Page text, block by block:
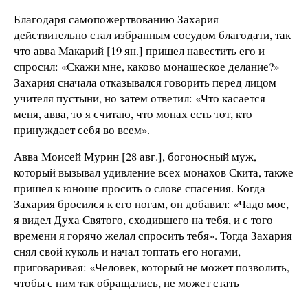
Благодаря самопожертвованию Захария
действительно стал избранным сосудом благодати, так
что авва Макарий [19 ян.] пришел навестить его и
спросил: «Скажи мне, каково монашеское делание?»
Захария сначала отказывался говорить перед лицом
учителя пустыни, но затем ответил: «Что касается
меня, авва, то я считаю, что монах есть тот, кто
принуждает себя во всем».
Авва Моисей Мурин [28 авг.], богоносный муж,
который вызывал удивление всех монахов Скита, также
пришел к юноше просить о слове спасения. Когда
Захария бросился к его ногам, он добавил: «Чадо мое,
я видел Духа Святого, сходившего на тебя, и с того
времени я горячо желал спросить тебя». Тогда Захария
снял свой куколь и начал топтать его ногами,
приговаривая: «Человек, который не может позволить,
чтобы с ним так обращались, не может стать